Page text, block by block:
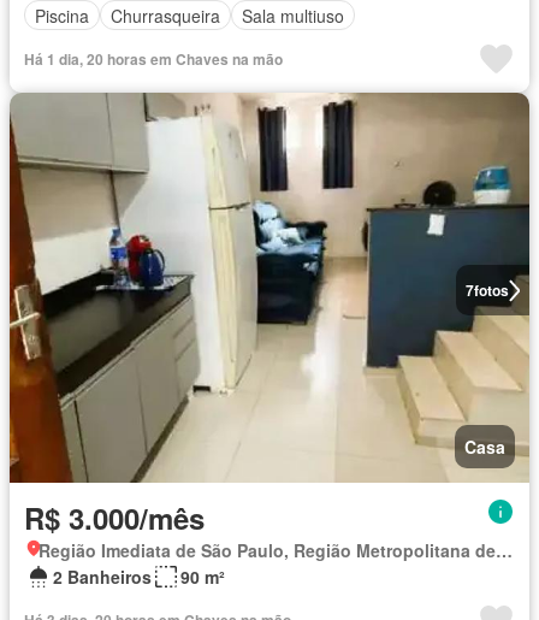
Piscina
Churrasqueira Sala multiuso
Há 1 dia, 20 horas em Chaves na mão
7fotos
Casa
R$ 3.000/mês
Região Imediata de São Paulo, Região Metropolitana de São Paulo
2 Banheiros
90 m²